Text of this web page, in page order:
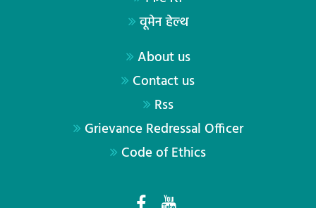
वूमेन हेल्थ
About us
Contact us
Rss
Grievance Redressal Officer
Code of Ethics